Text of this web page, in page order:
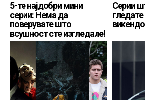
5-те најдобри мини
серии: Нема да
поверувате што
всушност сте изгледале!
Серии